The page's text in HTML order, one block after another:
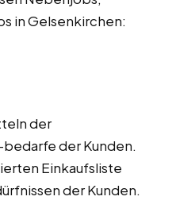
in Gelsenkirchen:
der
der Kunden.
Einkaufsliste
der Kunden.